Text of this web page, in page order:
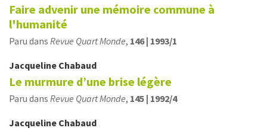
Faire advenir une mémoire commune à
l'humanité
Paru dans Revue Quart Monde, 146 | 1993/1
Jacqueline Chabaud
Le murmure d’une brise légère
Paru dans Revue Quart Monde, 145 | 1992/4
Jacqueline Chabaud